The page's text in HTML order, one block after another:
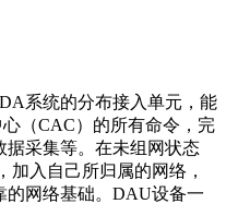
系统的分布接入单元，能
（CAC）的所有命令，完
据采集等。在未组网状态
入自己所归属的网络，
的网络基础。DAU设备一